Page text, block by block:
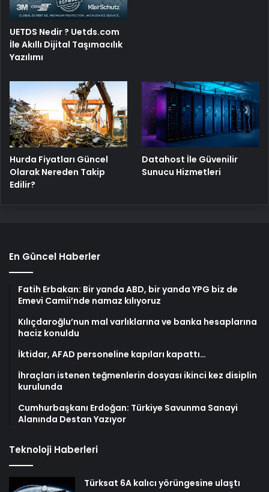
UETDS Nedir ? Uetds.com
İle Akıllı Dijital Taşımacılık
Yazılımı
Hurda Fiyatları Güncel
Olarak Nereden Takip
Edilir?
Datahost İle Güvenilir
Sunucu Hizmetleri
En Güncel Haberler
Fatih Erbakan: Bir yanda ABD, bir yanda YPG biz de
Emevi Camii’nde namaz kılıyoruz
Kılıçdaroğlu’nun mal varlıklarına ve banka hesaplarına
haciz konuldu
İktidar, AFAD personeline kapıları kapattı…
İhraçları istenen teğmenlerin dosyası ikinci kez disiplin
kurulunda
Cumhurbaşkanı Erdoğan: Türkiye Savunma Sanayi
Alanında Destan Yazıyor
Teknoloji Haberleri
Türksat 6A kalıcı yörüngesine ulaştı